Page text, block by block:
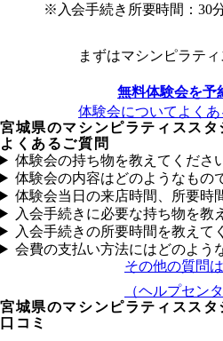
※入会手続き所要時間：30
まずはマシンピラテ
無料体験会を予
体験会についてよく
宮城県のマシンピラティスス
よくあるご質問
体験会の持ち物を教えてくださ
体験会の内容はどのようなもの
体験会当日の来店時間、所要時
入会手続きに必要な持ち物を教
入会手続きの所要時間を教えて
会費の支払い方法にはどのよう
その他の質問
（ヘルプセンタ
宮城県のマシンピラティスス
口コミ